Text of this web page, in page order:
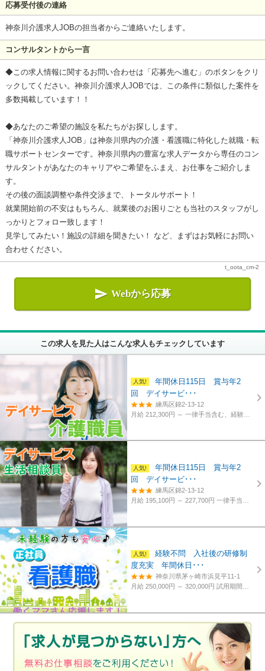
応募受付後の連絡
神奈川介護求人JOBの担当者からご連絡いたします。
コンサルタントから一言
◆この求人情報に関するお問い合わせは「応募先へ進む」のボタンをクリ
ックしてください。神奈川介護求人JOBでは、この条件に類似した案件を
多数掲載しています！！
◆あなたのご希望の施設を私たちがお探しします。
「神奈川介護求人JOB」は神奈川県内の介護・看護職に特化した就職・転
職サポートセンターです。神奈川県内の豊富な求人データから専任のコン
サルタントがあなたのキャリアやご希望をふまえ、お仕事をご紹介しま
す。
その後の面談調整や条件交渉まで、トータルサポート！
就業開始前の不安はもちろん、就業後のお困りごとも当社のスタッフがし
っかりとフォロー致します！
見学してみたい！施設の詳細を聞きたい！ など、まずはお気軽にお問い
合わせください。
t_oota_cm-2
 Webから応募
この求人を見た人はこんな求人もチェックしています
年間休日115日 賞与年2
回 デイサービ･･･
練馬区錦2-13-12
月給 212,300円 ～一律手当含む、経験・資格考慮
年間休日115日 賞与年2
回 デイサービ･･･
練馬区錦2-13-12
月給 195,100円 ～ 227,700円一律手当含む、経験・資格考慮
経験不問 入社後の研修制
度充実 年間休日･･･
神奈川県茅ヶ崎市浜見平11-1
月給 250,000円 ～ 320,000円試用期間あり。3カ月～4カ月。